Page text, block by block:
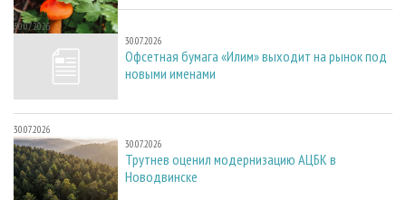
30.07.2026
30.07.2026
Офсетная бумага «Илим» выходит на рынок под
новыми именами
30.07.2026
30.07.2026
Трутнев оценил модернизацию АЦБК в
Новодвинске